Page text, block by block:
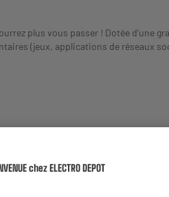
plus vous passer ! Dotée d'une
(jeux, applications de réseaux
chez ELECTRO DEPOT